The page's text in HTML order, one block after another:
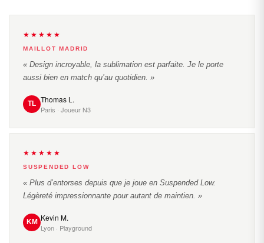
★★★★★
MAILLOT MADRID
« Design incroyable, la sublimation est parfaite. Je le porte
aussi bien en match qu’au quotidien. »
TL Thomas L.
Paris · Joueur N3
★★★★★
SUSPENDED LOW
« Plus d’entorses depuis que je joue en Suspended Low.
Légèreté impressionnante pour autant de maintien. »
KM Kevin M.
Lyon · Playground